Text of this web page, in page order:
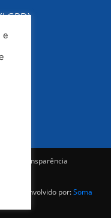
da Transparência
| Desenvolvido por:Soma
e